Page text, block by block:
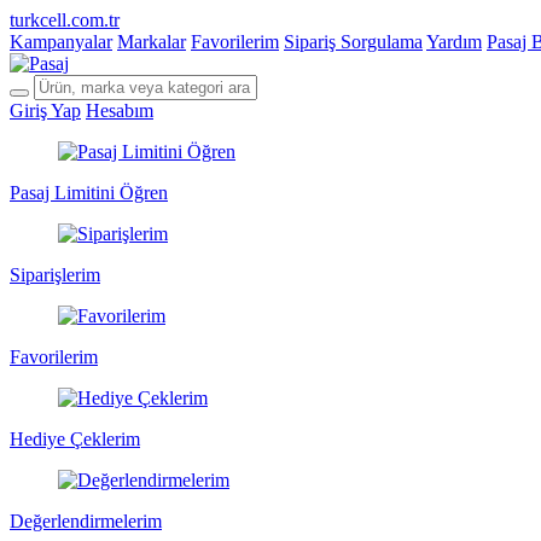
turkcell.com.tr
Kampanyalar Markalar Favorilerim Sipariş Sorgulama Yardım Pasaj
Giriş Yap Hesabım
Pasaj Limitini Öğren
Siparişlerim
Favorilerim
Hediye Çeklerim
Değerlendirmelerim